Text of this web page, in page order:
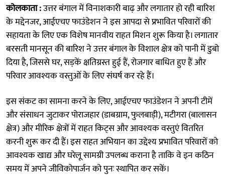
कोलकाता :उत्तर बंगाल में विनाशकारी बाढ़ और लगातार हो रही बारिश
के मद्देनजर, आईएचए फाउंडेशन ने इस आपदा से प्रभावित परिवारों की
सहायता के लिए एक विशेष मानवीय राहत मिशन शुरू किया है। लगातार
बरसती मानसून की बारिश ने उत्तर बंगाल के विशाल क्षेत्र को पानी में डुबो
दिया है, जिससे घर, सड़कें क्षतिग्रस्त हुई हैं, रोजगार बाधित हुए हैं और
परिवार आवश्यक वस्तुओं के लिए संघर्ष कर रहे हैं।
इस संकट का सामना करने के लिए, आईएचए फाउंडेशन ने अपनी टीमें
और संसाधन जुटाकर पोराजहार (डाबग्राम, फुलबाड़ी), मटीगरा (बालासन
क्षेत्र) और मीरिक क्षेत्रों में राहत किट्स और आवश्यक वस्तुएं वितरित
करनी शुरू कर दी हैं। इस राहत अभियान का उद्देश्य प्रभावित परिवारों को
आवश्यक खाद्य और घरेलू सामग्री उपलब्ध कराना है ताकि वे इन कठिन
समय में अपने जीविकोपार्जन को पुनः स्थापित कर सकें।